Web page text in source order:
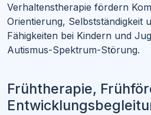
Verhaltenstherapie fördern
Orientierung, Selbstständigkeit
Fähigkeiten bei Kindern und
Autismus-Spektrum-Störung.
Frühtherapie,